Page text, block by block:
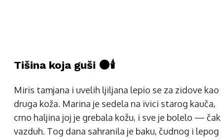
Tišina koja guši 🌑🕯️
Miris tamjana i uvelih ljiljana lepio se za zidove kao
druga koža. Marina je sedela na ivici starog kauča,
crno haljina joj je grebala kožu, i sve je bolelo —
vazduh. Tog dana sahranila je baku, čudnog i lepog